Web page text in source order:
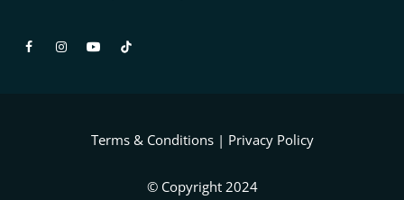
© Copyright 2024
Terms & Conditions| Privacy Policy